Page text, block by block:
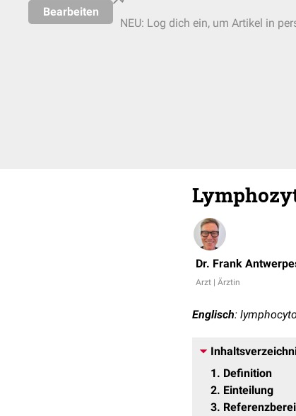
Bearbeiten
NEU: Log dich ein, um Artikel in
Dr. Frank
Arzt | Ärztin
Englisch:
1
Definition
2 Einteilung
3